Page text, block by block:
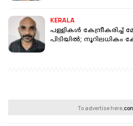
KERALA
പള്ളികള്‍
പിടിയില്‍; നൂറിലധികം
To advertise here,